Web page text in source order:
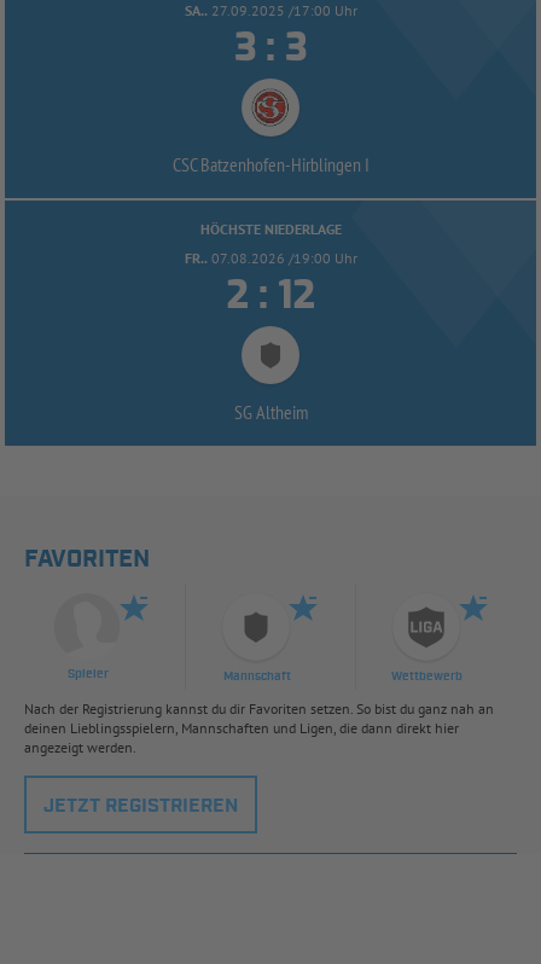
SA.. 27.09.2025 /17:00 Uhr
 : 
CSC Batzenhofen-Hirblingen I
HÖCHSTE NIEDERLAGE
FR.. 07.08.2026 /19:00 Uhr
 : 
SG Altheim
FAVORITEN
Spieler Mannschaft Wettbewerb
Nach der Registrierung kannst du dir Favoriten setzen. So bist du ganz nah an
deinen Lieblingsspielern, Mannschaften und Ligen, die dann direkt hier
angezeigt werden.
JETZT REGISTRIEREN